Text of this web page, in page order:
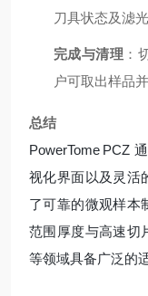
刀具状态及滤光
完成与清理 ：
户可取出样品
总结
PowerTome PCZ
视化界面以及灵活
了可靠的微观样本
范围厚度与高速切
等领域具备广泛的